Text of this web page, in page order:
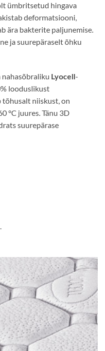
ümbritsetud hingava
deformatsiooni,
ära bakterite paljunemise.
ja suurepäraselt õhku
Lyocell-
looduslikust
niiskust, on
°C juures. Tänu 3D
suurepärase